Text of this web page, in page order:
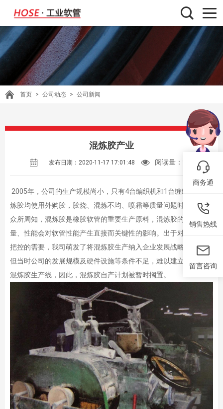
首页 > 公司动态 > 公司新闻
混炼胶产业
发布日期：2020-11-17 17:01:48 阅读量： 913
2005年，公司的生产规模尚小，只有4台编织机和1台缠绕机，混
炼胶均使用外购胶，胶烧、混炼不均、喷霜等质量问题时有发生。
众所周知，混炼胶是橡胶软管的重要生产原料，混炼胶的种类、质
量、性能会对软管性能产生直接而关键性的影响。出于对软管质量
把控的需要，我司萌发了将混炼胶生产纳入企业发展战略的想法。
但当时公司的发展规模及硬件设施等条件不足，难以建立高标准的
混炼胶生产线，因此，混炼胶自产计划被暂时搁置。
商务通
销售热线
留言咨询